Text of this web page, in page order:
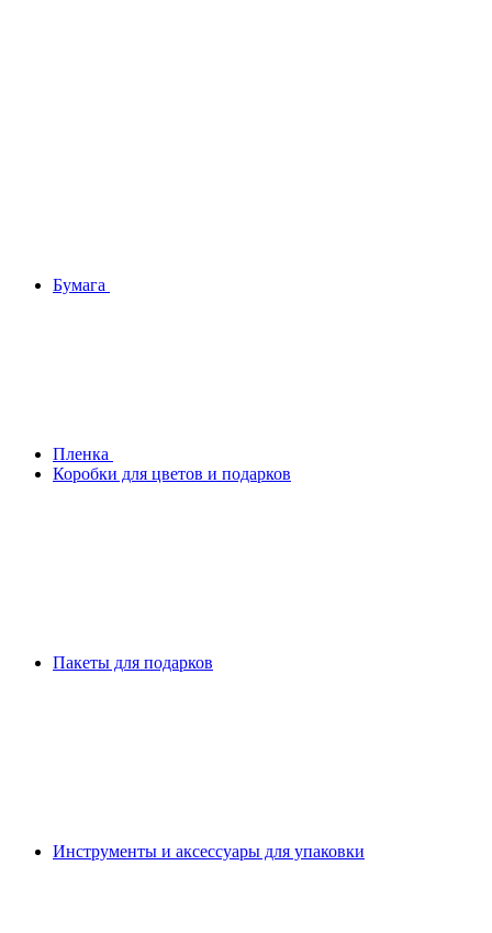
Бумага
Плeнка
Коробки для цветов и подарков
Пакеты для подарков
Инструменты и аксессуары для упаковки